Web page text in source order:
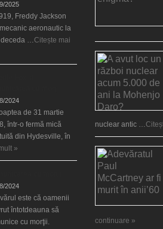
2025
Freddy Jackson
aeronautic la
deceda …Citește mai
2024
de 31 martie
într-o fermă mică
din Hydesville, în
»
2024
este că oamenii
întotdeauna să
cu morţii.
nuclear antic …
continuare »